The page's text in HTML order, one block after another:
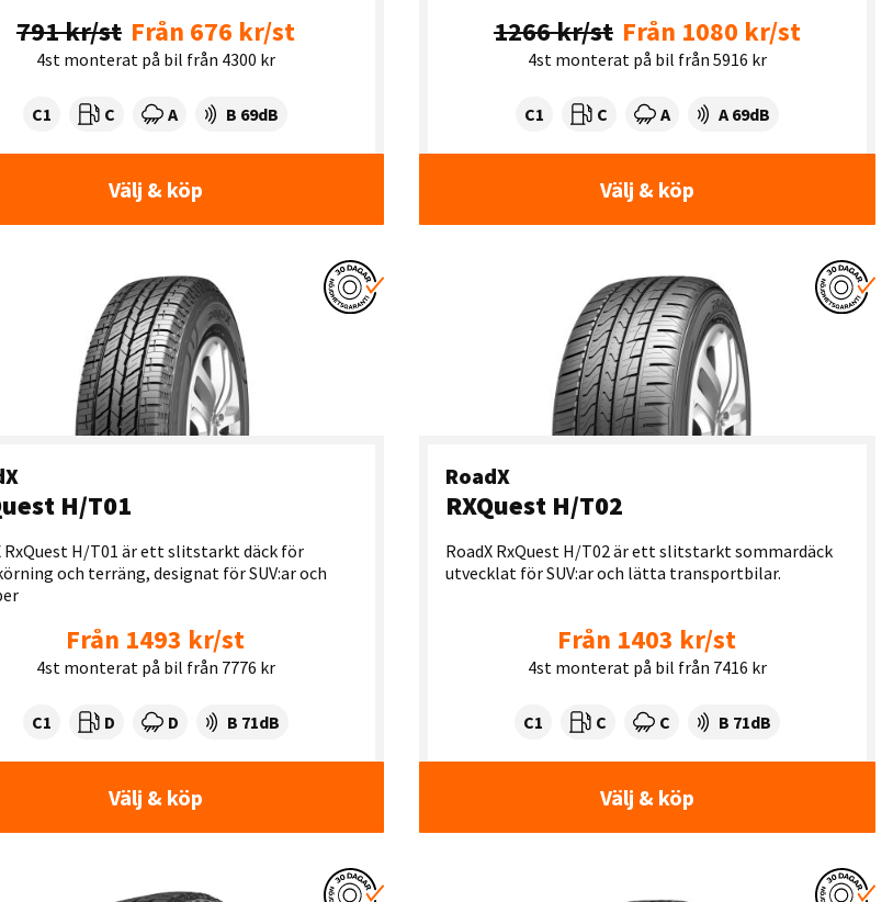
791 kr/st Från 676 kr/st
4st monterat på bil från 4300 kr
Tyre class:
C1 Rullmotstånd:
C Våtgrepp:
A Ljudnivå dB:
B 69dB
Välj & köp
1266 kr/st Från 1080 kr/st
4st monterat på bil från 5916 kr
Tyre class:
C1 Rullmotstånd:
C Våtgrepp:
A Ljudnivå dB:
A 69dB
Välj & köp
H/T01
RxQuest H/T01 är ett slitstarkt däck för
och terräng, designat för SUV:ar och
Från 1493 kr/st
4st monterat på bil från 7776 kr
Tyre class:
C1 Rullmotstånd:
D Våtgrepp:
D Ljudnivå dB:
B 71dB
Välj & köp
RoadX
RXQuest H/T02
RoadX RxQuest H/T02 är ett slitstarkt sommardäck
utvecklat för SUV:ar och lätta transportbilar.
Från 1403 kr/st
4st monterat på bil från 7416 kr
Tyre class:
C1 Rullmotstånd:
C Våtgrepp:
C Ljudnivå dB:
B 71dB
Välj & köp